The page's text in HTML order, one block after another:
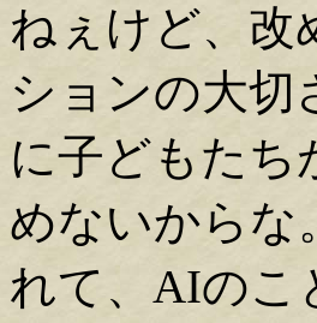
ねぇけど、改
ションの大切
に子どもたち
めないからな
れて、AIのこ